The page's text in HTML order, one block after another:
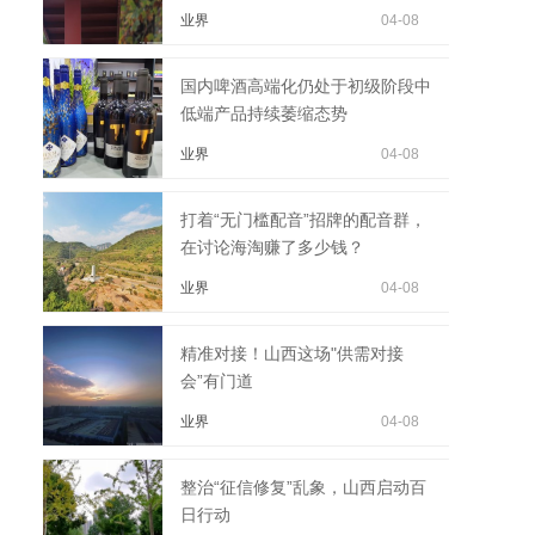
业界 04-08
国内啤酒高端化仍处于初级阶段中
低端产品持续萎缩态势
业界 04-08
打着“无门槛配音”招牌的配音群，
在讨论海淘赚了多少钱？
业界 04-08
精准对接！山西这场"供需对接
会”有门道
业界 04-08
整治“征信修复”乱象，山西启动百
日行动